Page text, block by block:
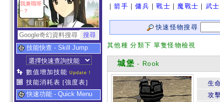
我兼職呀
~？
技能快查 - Skill Jump
數值增加技能 Update !
技能消耗表 [強度表]
快速功能 - Quick Menu
｜箭手 ｜傭兵 ｜戰士 ｜ 魔戰士 ｜ 武士
快速怪物搜尋
其他種 分類下 單隻怪物檢視
城堡 - Rook
生
攻